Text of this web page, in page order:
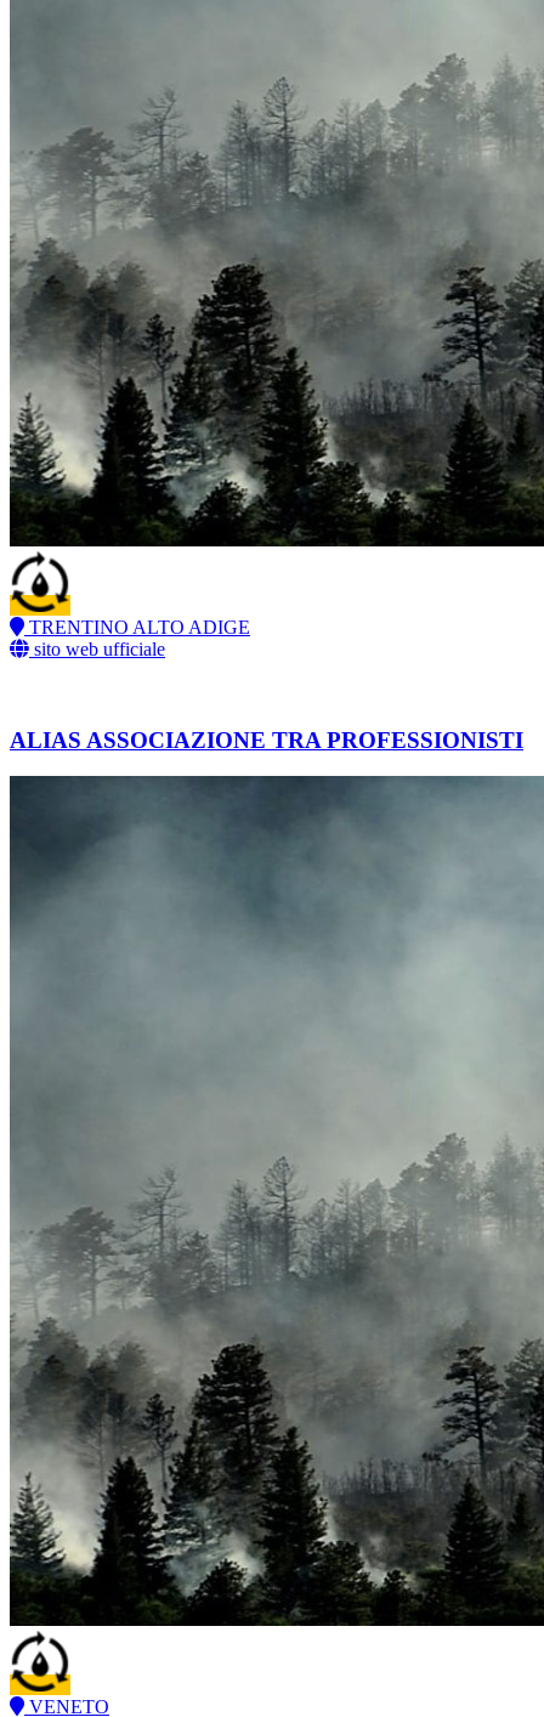
TRENTINO ALTO ADIGE
sito web ufficiale
ALIAS ASSOCIAZIONE TRA PROFESSIONISTI
VENETO